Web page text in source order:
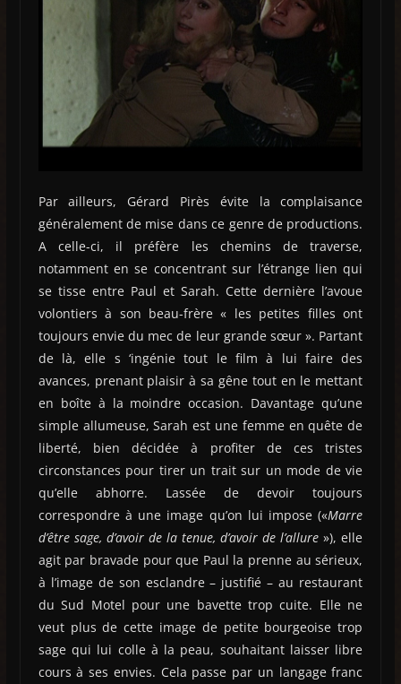
Par ailleurs, Gérard Pirès évite la complaisance
généralement de mise dans ce genre de productions.
A celle-ci, il préfère les chemins de traverse,
notamment en se concentrant sur l’étrange lien qui
se tisse entre Paul et Sarah. Cette dernière l’avoue
volontiers à son beau-frère « les petites filles ont
toujours envie du mec de leur grande sœur ». Partant
de là, elle s ‘ingénie tout le film à lui faire des
avances, prenant plaisir à sa gêne tout en le mettant
en boîte à la moindre occasion. Davantage qu’une
simple allumeuse, Sarah est une femme en quête de
liberté, bien décidée à profiter de ces tristes
circonstances pour tirer un trait sur un mode de vie
qu’elle abhorre. Lassée de devoir toujours
correspondre à une image qu’on lui impose («Marre
d’être sage, d’avoir de la tenue, d’avoir de l’allure »), elle
agit par bravade pour que Paul la prenne au sérieux,
à l’image de son esclandre – justifié – au restaurant
du Sud Motel pour une bavette trop cuite. Elle ne
veut plus de cette image de petite bourgeoise trop
sage qui lui colle à la peau, souhaitant laisser libre
cours à ses envies. Cela passe par un langage franc